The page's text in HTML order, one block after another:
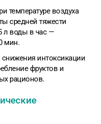
температуре воздуха
средней тяжести
л воды в час —
мин.
интоксикации
фруктов и
рационов.